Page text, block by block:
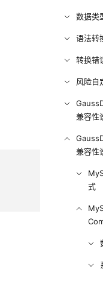
数据类
语法转
转换错
风险自
兼容性
兼容性
式
增值电信业务
电子营业执照